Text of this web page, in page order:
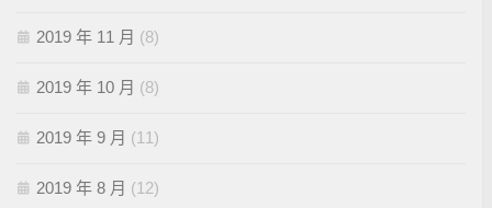
2019 年 11 月 (8)
2019 年 10 月 (8)
2019 年 9 月 (11)
2019 年 8 月 (12)